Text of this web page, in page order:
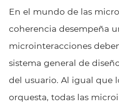
En el mundo de las
coherencia desempeña
microinteracciones
sistema general de
del usuario. Al igual que
orquesta, todas las